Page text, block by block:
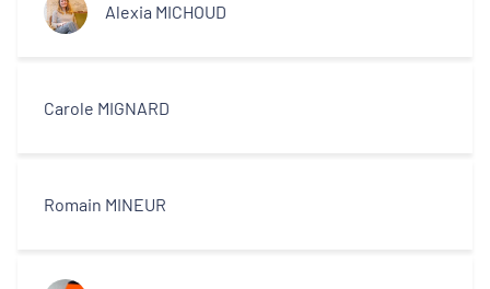
Alexia MICHOUD
Carole MIGNARD
Romain MINEUR